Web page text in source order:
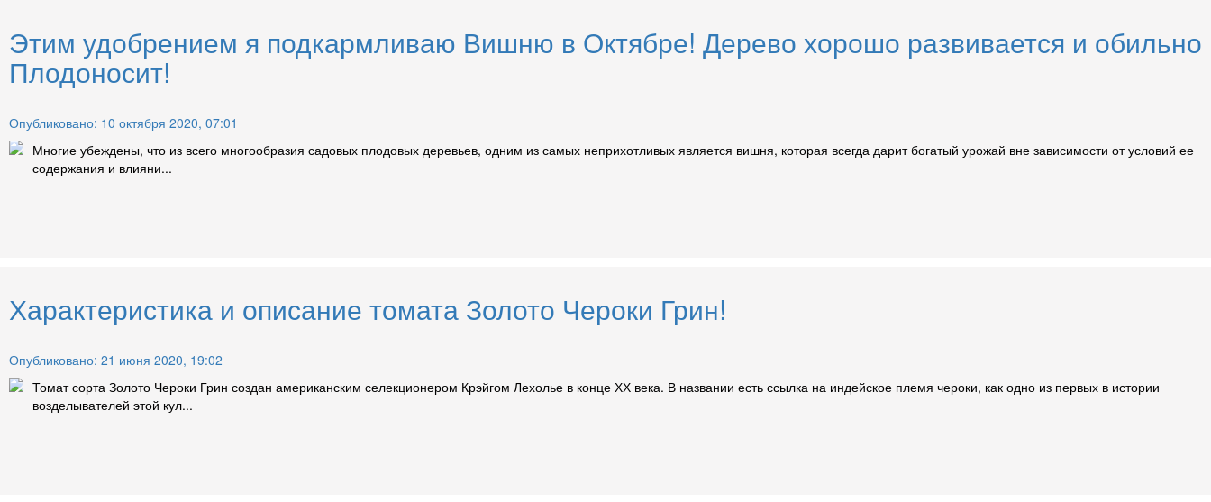
Этим удобрением я подкармливаю Вишню в Октябре! Дерево хорошо развивается и обильно
Плодоносит!
Опубликовано: 10 октября 2020, 07:01
Многие убеждены, что из всего многообразия садовых плодовых деревьев, одним из самых неприхотливых является вишня, которая всегда дарит богатый урожай вне зависимости от условий ее
содержания и влияни...
Характеристика и описание томата Золото Чероки Грин!
Опубликовано: 21 июня 2020, 19:02
Томат сорта Золото Чероки Грин создан американским селекционером Крэйгом Лехолье в конце ХХ века. В названии есть ссылка на индейское племя чероки, как одно из первых в истории
возделывателей этой кул...